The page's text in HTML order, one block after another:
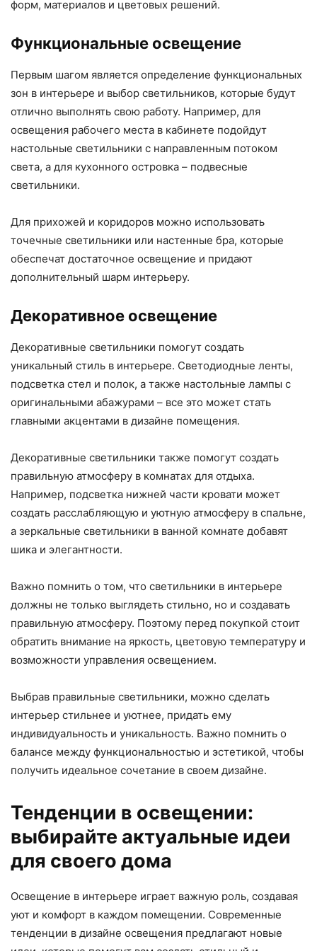
форм, материалов и цветовых решений.
Функциональные освещение
Первым шагом является определение функциональных
зон в интерьере и выбор светильников, которые будут
отлично выполнять свою работу. Например, для
освещения рабочего места в кабинете подойдут
настольные светильники с направленным потоком
света, а для кухонного островка – подвесные
светильники.
Для прихожей и коридоров можно использовать
точечные светильники или настенные бра, которые
обеспечат достаточное освещение и придают
дополнительный шарм интерьеру.
Декоративное освещение
Декоративные светильники помогут создать
уникальный стиль в интерьере. Светодиодные ленты,
подсветка стел и полок, а также настольные лампы с
оригинальными абажурами – все это может стать
главными акцентами в дизайне помещения.
Декоративные светильники также помогут создать
правильную атмосферу в комнатах для отдыха.
Например, подсветка нижней части кровати может
создать расслабляющую и уютную атмосферу в спальне,
а зеркальные светильники в ванной комнате добавят
шика и элегантности.
Важно помнить о том, что светильники в интерьере
должны не только выглядеть стильно, но и создавать
правильную атмосферу. Поэтому перед покупкой стоит
обратить внимание на яркость, цветовую температуру и
возможности управления освещением.
Выбрав правильные светильники, можно сделать
интерьер стильнее и уютнее, придать ему
индивидуальность и уникальность. Важно помнить о
балансе между функциональностью и эстетикой, чтобы
получить идеальное сочетание в своем дизайне.
Тенденции в освещении:
выбирайте актуальные идеи
для своего дома
Освещение в интерьере играет важную роль, создавая
уют и комфорт в каждом помещении. Современные
тенденции в дизайне освещения предлагают новые